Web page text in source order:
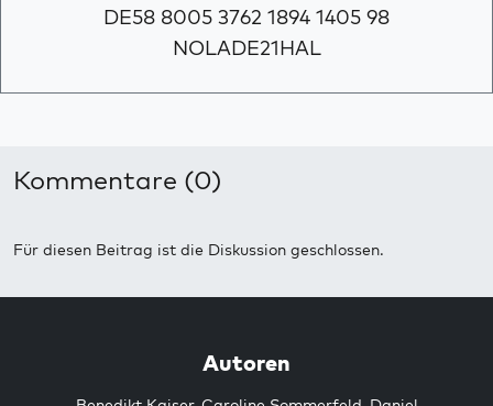
DE58 8005 3762 1894 1405 98
NOLADE21HAL
Kommentare (0)
Für diesen Beitrag ist die Diskussion geschlossen.
Autoren